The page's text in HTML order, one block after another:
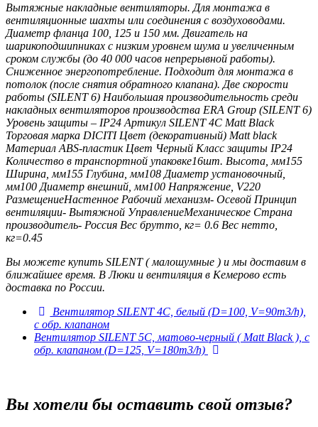
Вытяжные накладные вентиляторы. Для монтажа в
вентиляционные шахты или соединения с воздуховодами.
Диаметр фланца 100, 125 и 150 мм. Двигатель на
шарикоподшипниках с низким уровнем шума и увеличенным
сроком службы (до 40 000 часов непрерывной работы).
Сниженное энергопотребление. Подходит для монтажа в
потолок (после снятия обратного клапана). Две скорости
работы (SILENT 6) Наибольшая производительность cреди
накладных вентиляторов производства ERA Group (SILENT 6)
Уровень защиты – IP24 Артикул SILENT 4C Matt Black
Торговая марка DICITI Цвет (декоративный) Matt black
Материал ABS-пластик Цвет Черный Класс защиты IP24
Количество в транспортной упаковке16шт. Высота, мм155
Ширина, мм155 Глубина, мм108 Диаметр установочный,
мм100 Диаметр внешний, мм100 Напряжение, V220
РазмещениеНастенное Рабочий механизм- Осевой Принцип
вентиляции- Вытяжной УправлениеМеханическое Страна
производитель- Россия Вес брутто, кг= 0.6 Вес нетто,
кг=0.45
Вы можете купить SILENT ( малошумные ) и мы доставим в
ближайшее время. В Люки и вентиляция в Кемерово есть
доставка по России.
Вентилятор SILENT 4C, белый (D=100, V=90m3/h),
с обр. клапаном
Вентилятор SILENT 5C, матово-черный ( Matt Black ), с
обр. клапаном (D=125, V=180m3/h)
Вы хотели бы оставить свой отзыв?